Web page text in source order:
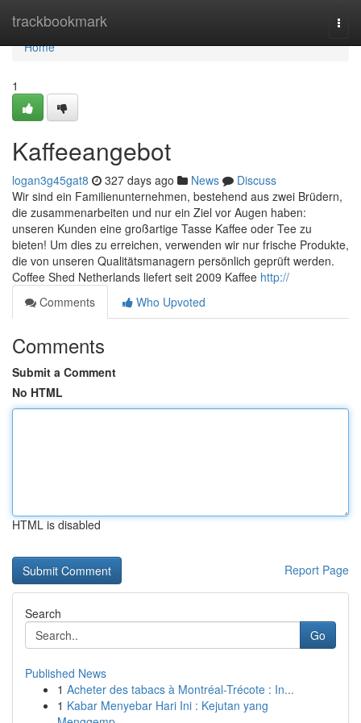
trackbookmark
Home
Home
1
Kaffeeangebot
logan3g45gat8 327 days ago News
Discuss
Wir sind ein Familienunternehmen, bestehend aus zwei Brüdern,
die zusammenarbeiten und nur ein Ziel vor Augen haben:
unseren Kunden eine großartige Tasse Kaffee oder Tee zu
bieten! Um dies zu erreichen, verwenden wir nur frische Produkte,
die von unseren Qualitätsmanagern persönlich geprüft werden.
Coffee Shed Netherlands liefert seit 2009 Kaffee http://
Comments
Who Upvoted
Comments
Submit a Comment
No HTML
HTML is disabled
Report Page
Search
Go
Published News
1 Acheter des tabacs à Montréal-Trécote : In...
1 Kabar Menyebar Hari Ini : Kejutan yang